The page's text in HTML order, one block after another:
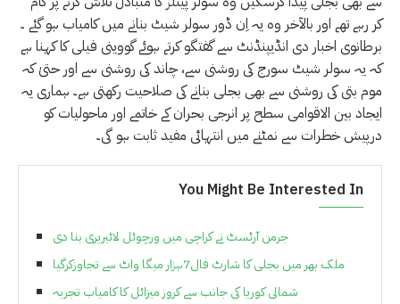
کر رہے تھے اور بالآخر وہ یہ اِن ڈور سولر شیٹ بنانے میں کامیاب ہو گئے ۔
برطانوی اخبار دی انڈیپنڈنٹ سے گفتگو کرتے ہوئے گووینی فیلی کا کہنا ہے
کہ یہ سولر شیٹ سورج کی روشنی سے، چاند کی روشنی سے اور حتیٰ کہ
موم بتی کی روشنی سے بھی بجلی بنانے کی صلاحیت رکھتی ہے۔ ہماری یہ
ایجاد بین الاقوامی سطح پر انرجی بحران کے خاتمے اور ماحولیات کو
درپیش خطرات سے نمٹنے میں انتہائی مفید ثابت ہو گی۔
You Might Be Interested In
جرمن آرٹسٹ نے کراچی میں ورچوئل لائبریری بنا دی
ملک بھر میں بجلی کا شارٹ فال7ہزار میگا واٹ سے تجاوزکرگیا
شمالی کوریا کی جانب سے کروز میزائل کا کامیاب تجربہ